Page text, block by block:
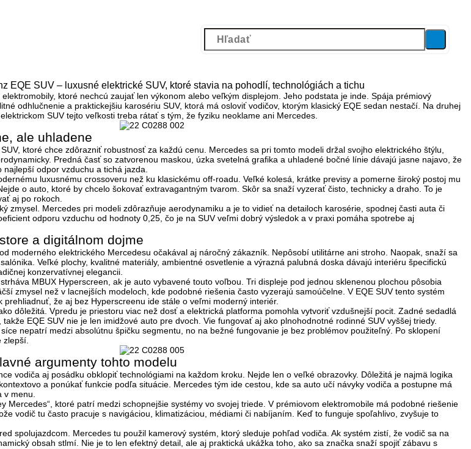
EQE SUV – luxusné elektrické SUV, ktoré stavia na pohodlí, technológiách a tichu
ktoré nechcú zaujať len výkonom alebo veľkým displejom. Jeho podstata je inde. Spája prémiový
odhlučnenie a praktickejšiu karosériu SUV, ktorá má osloviť vodičov, ktorým klasický EQE sedan nestačí. Na druhej
SUV tejto veľkosti treba rátať s tým, že fyziku neoklame ani Mercedes.
ale uhladene
ktoré chce zdôrazniť robustnosť za každú cenu. Mercedes sa pri tomto modeli držal svojho elektrického štýlu,
. Predná časť so zatvorenou maskou, úzka svetelná grafika a uhladené bočné línie dávajú jasne najavo, že
odpor vzduchu a tichá jazda.
luxusnému crossoveru než ku klasickému off-roadu. Veľké kolesá, krátke previsy a pomerne široký postoj mu
o auto, ktoré by chcelo šokovať extravagantným tvarom. Skôr sa snaží vyzerať čisto, technicky a draho. To je
aj po rokoch.
zmysel. Mercedes pri modeli zdôrazňuje aerodynamiku a je to vidieť na detailoch karosérie, spodnej časti auta či
odporu vzduchu od hodnoty 0,25 , čo je na SUV veľmi dobrý výsledok a v praxi pomáha spotrebe aj
a digitálnom dojme
moderného elektrického Mercedesu očakával aj náročný zákazník. Nepôsobí utilitárne ani stroho. Naopak, snaží sa
. Veľké plochy, kvalitné materiály, ambientné osvetlenie a výrazná palubná doska dávajú interiéru špecifickú
konzervatívnej elegancii.
MBUX Hyperscreen, ak je auto vybavené touto voľbou. Tri displeje pod jednou sklenenou plochou pôsobia
zmysel než v lacnejších modeloch, kde podobné riešenia často vyzerajú samoúčelne. V EQE SUV tento systém
že aj bez Hyperscreenu ide stále o veľmi moderný interiér.
dôležitá. Vpredu je priestoru viac než dosť a elektrická platforma pomohla vytvoriť vzdušnejší pocit. Zadné sedadlá
EQE SUV nie je len imidžové auto pre dvoch. Vie fungovať aj ako plnohodnotné rodinné SUV vyššej triedy.
síce nepatrí medzi absolútnu špičku segmentu, no na bežné fungovanie je bez problémov použiteľný. Po sklopení
argumenty tohto modelu
vodiča aj posádku obklopiť technológiami na každom kroku. Nejde len o veľké obrazovky. Dôležitá je najmä logika
a ponúkať funkcie podľa situácie. Mercedes tým ide cestou, kde sa auto učí návyky vodiča a postupne má
menu.
Mercedes“ , ktoré patrí medzi schopnejšie systémy vo svojej triede. V prémiovom elektromobile má podobné riešenie
vodič tu často pracuje s navigáciou, klimatizáciou, médiami či nabíjaním. Keď to funguje spoľahlivo, zvyšuje to
spolujazdcom. Mercedes tu použil kamerový systém, ktorý sleduje pohľad vodiča. Ak systém zistí, že vodič sa na
obsah stlmí. Nie je to len efektný detail, ale aj praktická ukážka toho, ako sa značka snaží spojiť zábavu s